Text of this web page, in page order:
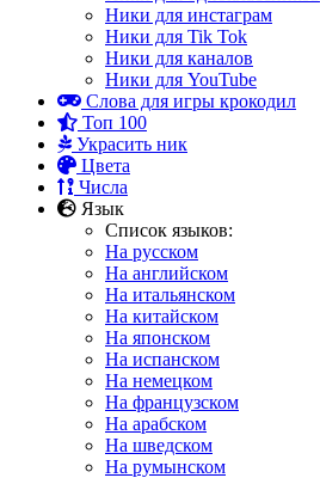
Ники для инстаграм
Ники для Tik Tok
Ники для каналов
Ники для YouTube
Слова для игры крокодил
Топ 100
Украсить ник
Цвета
Числа
Язык
Список языков:
На русском
На английском
На итальянском
На китайском
На японском
На испанском
На немецком
На французском
На арабском
На шведском
На румынском